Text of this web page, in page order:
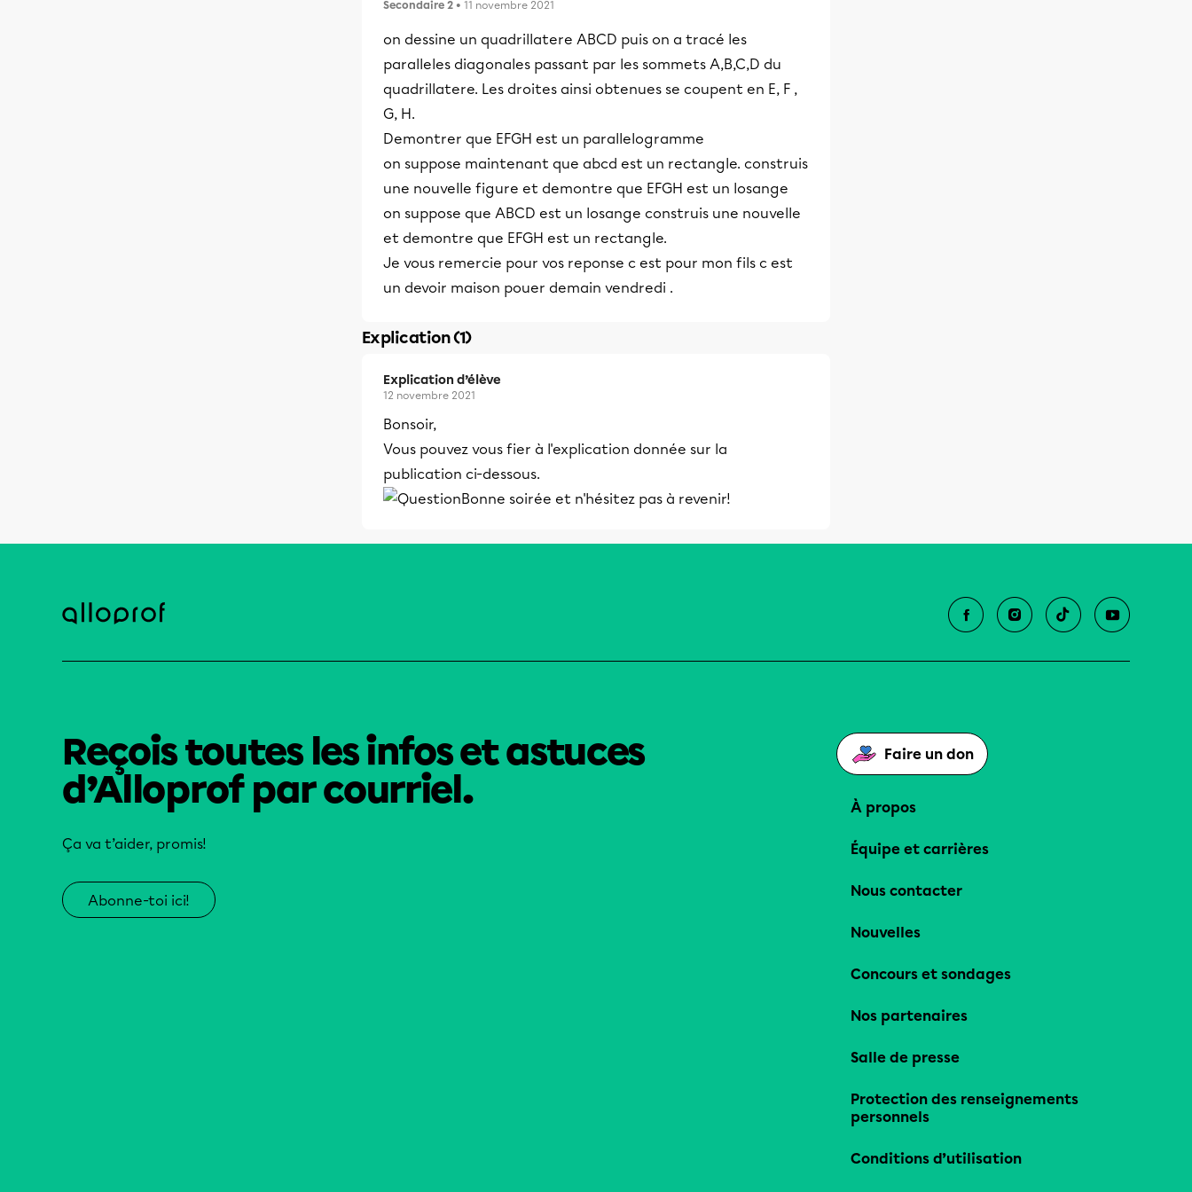
Secondaire 2 • 11 novembre 2021
on dessine un quadrillatere ABCD puis on a tracé les
paralleles diagonales passant par les sommets A,B,C,D du
quadrillatere. Les droites ainsi obtenues se coupent en E, F ,
G, H.
Demontrer que EFGH est un parallelogramme
on suppose maintenant que abcd est un rectangle. construis
une nouvelle figure et demontre que EFGH est un losange
on suppose que ABCD est un losange construis une nouvelle
et demontre que EFGH est un rectangle.
Je vous remercie pour vos reponse c est pour mon fils c est
un devoir maison pouer demain vendredi .
Explication (1)
Explication d’élève
12 novembre 2021
Bonsoir,
Vous pouvez vous fier à l'explication donnée sur la
publication ci-dessous.
Bonne soirée et n'hésitez pas à revenir!
Reçois toutes les infos et astuces
d’Alloprof par courriel.
Ça va t’aider, promis!
Abonne-toi ici!
Faire un don
À propos
Équipe et carrières
Nous contacter
Nouvelles
Concours et sondages
Nos partenaires
Salle de presse
Protection des renseignements
personnels
Conditions d’utilisation